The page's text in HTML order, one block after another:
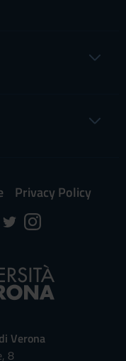
Privacy Policy
Verona
8